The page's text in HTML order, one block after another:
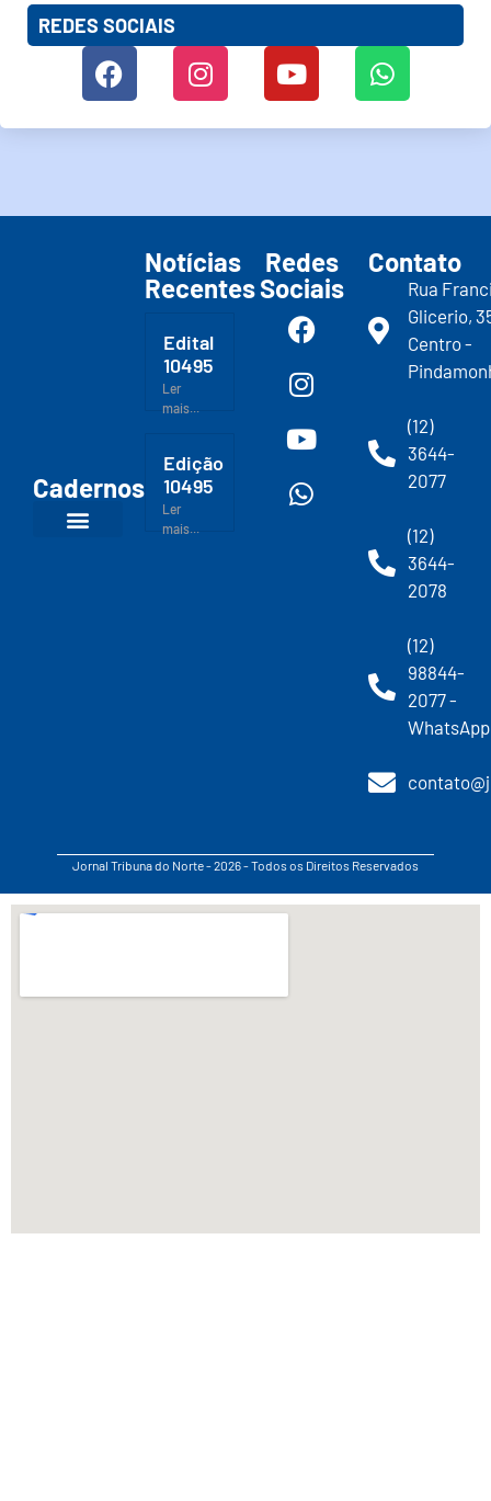
REDES SOCIAIS
Cadernos
Notícias
Recentes
Edital
10495
Ler
mais...
Edição
10495
Ler
mais...
Redes
Sociais
Contato
Rua
Glicerio,
Centro -
(12)
3644-
2077
(12)
3644-
2078
(12)
98844-
2077 -
WhatsApp
Jornal Tribuna do Norte - 2026 - Todos os Direitos Reservados